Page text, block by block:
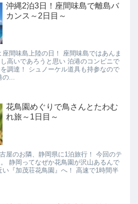
沖縄2泊3日！座間味島で離島バ
カンス～2日目～
間味島上陸の日！ 座間味島ではあんま
高いであろうと思い 泊港のコンビニで
調達！ シュノーケル道具も持参なので
...
花鳥園めぐりで鳥さんとたわむ
れ旅～1日目～
屋のお隣、静岡県に1泊旅行！ 今回のテ
静岡ってなぜか花鳥園が沢山あるんで
『加茂荘花鳥園』へ！ 高速で1時間半